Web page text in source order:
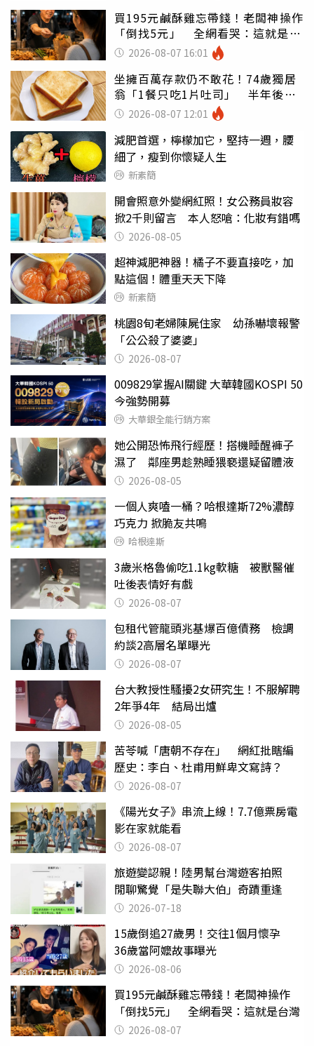
買195元鹹酥雞忘帶錢！老闆神操作
「倒找5元」 全網看哭：這就是台
灣 2026-08-07 16:01
坐擁百萬存款仍不敢花！74歲獨居
翁「1餐只吃1片吐司」 半年後暴
瘦嚇壞女兒
2026-08-07 12:01
減肥首選，檸檬加它，堅持一週，腰
細了，瘦到你懷疑人生
新素簡
開會照意外變網紅照！女公務員妝容
掀2千則留言 本人怒嗆：化妝有錯嗎
2026-08-05
超神減肥神器！橘子不要直接吃，加
點這個！體重天天下降
新素簡
桃園8旬老婦陳屍住家 幼孫嚇壞報警
「公公殺了婆婆」
2026-08-07
009829掌握AI關鍵 大華韓國KOSPI 50
今強勢開募
大華銀全能行銷方案
她公開恐怖飛行經歷！搭機睡醒褲子
濕了 鄰座男趁熟睡猥褻還疑留體液
2026-08-05
一個人爽嗑一桶？哈根達斯72%濃醇
巧克力 掀脆友共鳴
哈根達斯
3歲米格魯偷吃1.1kg軟糖 被獸醫催
吐後表情好有戲
2026-08-07
包租代管龍頭兆基爆百億債務 檢調
約談2高層名單曝光
2026-08-07
台大教授性騷擾2女研究生！不服解聘
2年爭4年 結局出爐
2026-08-05
苦苓喊「唐朝不存在」 網紅批瞎編
歷史：李白、杜甫用鮮卑文寫詩？
2026-08-07
《陽光女子》串流上線！7.7億票房電
影在家就能看
2026-08-07
旅遊變認親！陸男幫台灣遊客拍照
閒聊驚覺「是失聯大伯」奇蹟重逢
2026-07-18
15歲倒追27歲男！交往1個月懷孕
36歲當阿嬤故事曝光
2026-08-06
買195元鹹酥雞忘帶錢！老闆神操作
「倒找5元」 全網看哭：這就是台灣
2026-08-07